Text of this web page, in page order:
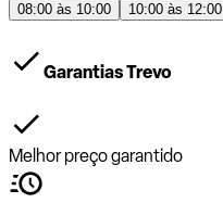
08:00 às 10:00 10:00 às 12:00
Garantias Trevo
Melhor preço garantido